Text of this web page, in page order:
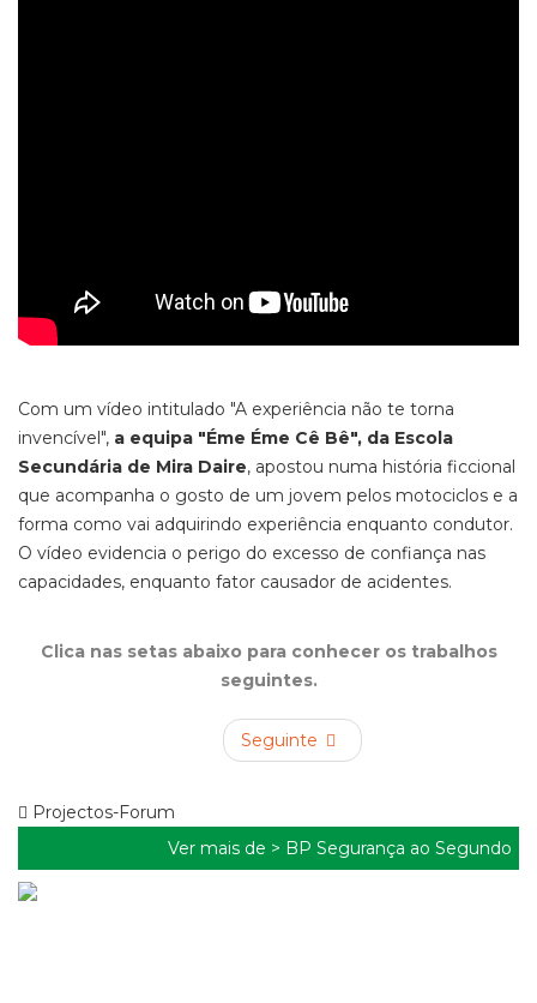
Com um vídeo intitulado "A experiência não te torna
invencível", a equipa "Éme Éme Cê Bê", da Escola
Secundária de Mira Daire, apostou numa história ficcional
que acompanha o gosto de um jovem pelos motociclos e a
forma como vai adquirindo experiência enquanto condutor.
O vídeo evidencia o perigo do excesso de confiança nas
capacidades, enquanto fator causador de acidentes.
Clica nas setas abaixo para conhecer os trabalhos
seguintes.
Seguinte
Projectos-Forum
Ver mais de > BP Segurança ao Segundo